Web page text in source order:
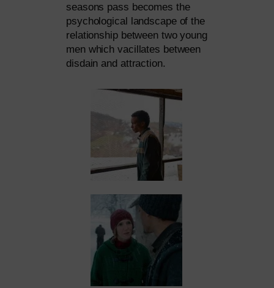
sea­sons pass beco­mes the
psy­cho­lo­gi­cal land­scape of the
rela­ti­onship bet­ween two young
men which vacil­la­tes bet­ween
dis­da­in and attraction.